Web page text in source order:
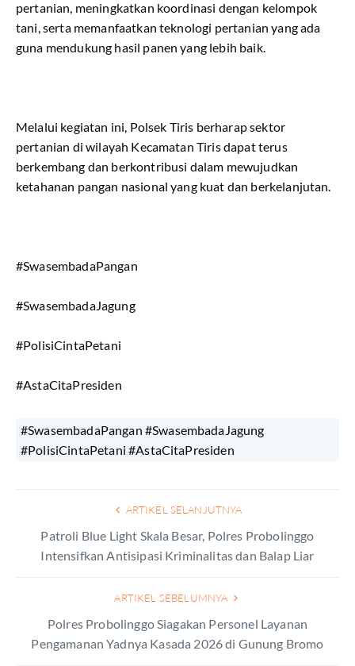
pertanian, meningkatkan koordinasi dengan kelompok
tani, serta memanfaatkan teknologi pertanian yang ada
guna mendukung hasil panen yang lebih baik.
Melalui kegiatan ini, Polsek Tiris berharap sektor
pertanian di wilayah Kecamatan Tiris dapat terus
berkembang dan berkontribusi dalam mewujudkan
ketahanan pangan nasional yang kuat dan berkelanjutan.
#SwasembadaPangan
#SwasembadaJagung
#PolisiCintaPetani
#AstaCitaPresiden
#SwasembadaPangan #SwasembadaJagung
#PolisiCintaPetani #AstaCitaPresiden
ARTIKEL SELANJUTNYA
Patroli Blue Light Skala Besar, Polres Probolinggo
Intensifkan Antisipasi Kriminalitas dan Balap Liar
ARTIKEL SEBELUMNYA
Polres Probolinggo Siagakan Personel Layanan
Pengamanan Yadnya Kasada 2026 di Gunung Bromo